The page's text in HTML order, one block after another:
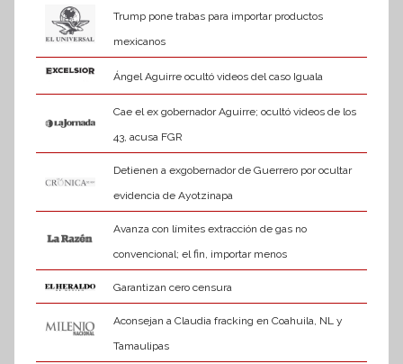
v
Trump pone trabas para importar productos
mexicanos
Ángel Aguirre ocultó videos del caso Iguala
Cae el ex gobernador Aguirre; ocultó videos de los
43, acusa FGR
Detienen a exgobernador de Guerrero por ocultar
evidencia de Ayotzinapa
Avanza con límites extracción de gas no
convencional; el fin, importar menos
Garantizan cero censura
Aconsejan a Claudia fracking en Coahuila, NL y
Tamaulipas